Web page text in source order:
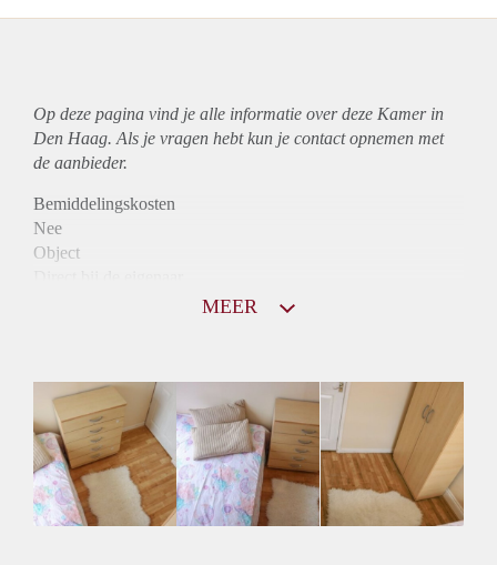
Op deze pagina vind je alle informatie over deze Kamer in
Den Haag. Als je vragen hebt kun je contact opnemen met
de aanbieder.
Bemiddelingskosten
Nee
Object
Huurtoeslag
Niet mogelijk
Inkomen eis
N.V.T.
Huurtermijn
Onbepaalde termijn
MEER